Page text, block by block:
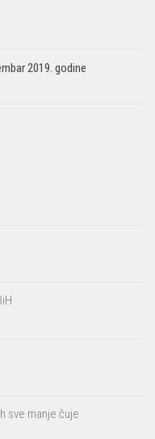
2019. godine
sve manje čuje